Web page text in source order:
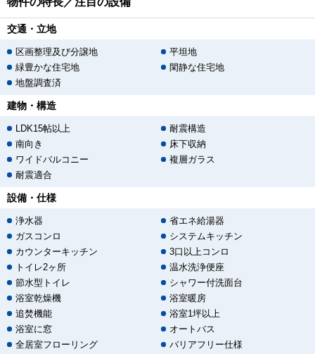
交通・立地
区画整理及び分譲地
平坦地
緑豊かな住宅地
閑静な住宅地
地盤調査済
建物・構造
LDK15帖以上
耐震構造
南向き
床下収納
ワイドバルコニー
複層ガラス
耐震適合
設備・仕様
浄水器
省エネ給湯器
ガスコンロ
システムキッチン
カウンターキッチン
3口以上コンロ
トイレ2ヶ所
温水洗浄便座
節水型トイレ
シャワー付洗面台
浴室乾燥機
浴室暖房
追焚機能
浴室1坪以上
浴室に窓
オートバス
全居室フローリング
バリアフリー仕様